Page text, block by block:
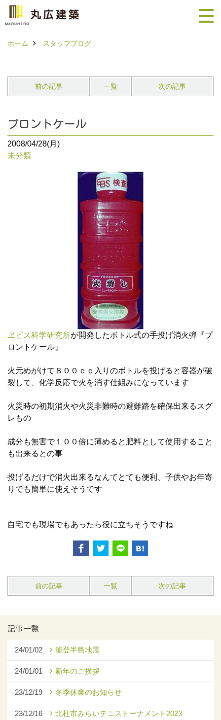
ホーム スタッフブログ
前の記事 一覧 次の記事
プロントケール
2008/04/28(月)
未分類
ヱビス科学研究所が開発したボトル式の手投げ消火弾『プ
ロントケール』
火元めがけて８００ｃｃ入りのボトルを投げると容器が破
裂して、化学反応で火を消す仕組みになっています
火災時の初期消火や火災非難時の避難路を確保出来るスグ
レもの
成分も無害で１００倍に薄めると肥料として使用すること
も出来るとの事
投げるだけで消火出来るなんてとても便利、子供やお年寄
りでも簡単に使えそうです
自宅でも現場でもあったら役に立ちそうですね
前の記事 一覧 次の記事
記事一覧
24/01/02 能登半島地震
24/01/01 新年のご挨拶
23/12/19 冬季休業のお知らせ
23/12/16 北杜市みらいテニストーナメント2023